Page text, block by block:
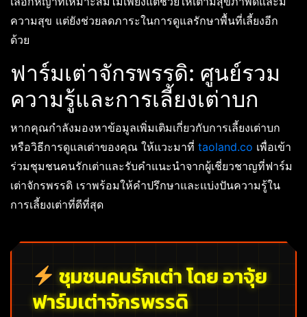
ความสุข แต่ยังช่วยลดภาระในการดูแลรักษาพื้นที่เลี้ยงอีก
ด้วย
ฟาร์มเต่าจักรพรรดิ: ศูนย์รวม
ความรู้และการเลี้ยงเต่าบก
หากคุณกำลังมองหาข้อมูลเพิ่มเติมเกี่ยวกับการเลี้ยงเต่าบก
หรือวิธีการดูแลเต่าของคุณ ให้แวะมาที่ taoland.co เพื่อเข้า
ร่วมชุมชนคนรักเต่าและรับคำแนะนำจากผู้เชี่ยวชาญที่ฟาร์ม
เต่าจักรพรรดิ เราพร้อมให้คำปรึกษาและแบ่งปันความรู้ใน
การเลี้ยงเต่าที่ดีที่สุด
ชุมชนคนรักเต่า โดย อาจุ้ย
ฟาร์มเต่าจักรพรรดิ